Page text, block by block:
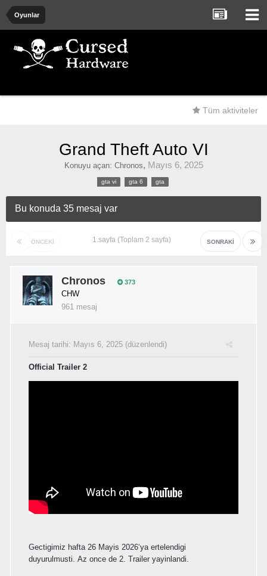
Oyunlar
Tüm aktiviteler
Grand Theft Auto VI
Konuyu açan: Chronos, Mayıs 6, 2025
gta vi gta 6 gta
Bu konuda 35 mesaj var
ÖNCEKI SONRAKI
1.sayfa (Toplam 2 sayfa)
Chronos 373
CHW
961 mesaj
Mesaj tarihi: Mayıs 6, 2025 (düzenlendi)
Official Trailer 2
Gectigimiz hafta 26 Mayis 2026‘ya ertelendigi
duyurulmusti. Az once de 2. Trailer yayinlandi.